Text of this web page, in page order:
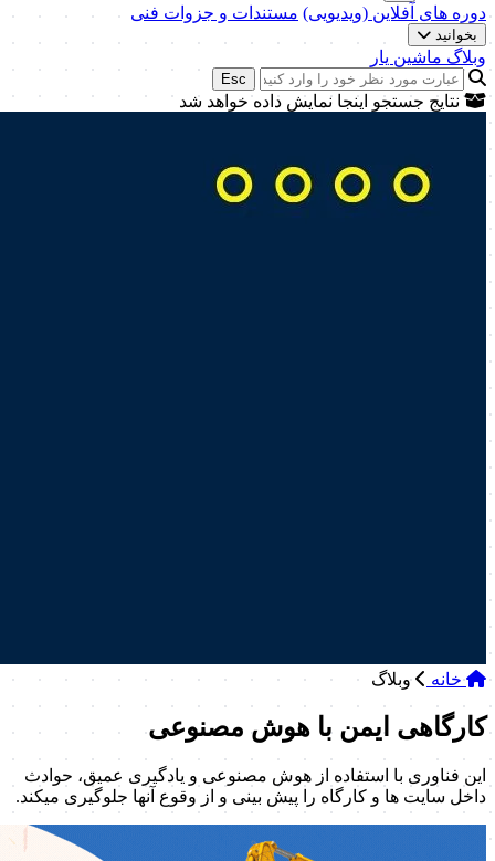
دوره های آفلاین (ویدیویی) مستندات و جزوات فنی
بخوانید
وبلاگ ماشین یار
Esc
نتایج جستجو اینجا نمایش داده خواهد شد
خانه وبلاگ
کارگاهی ایمن با هوش مصنوعی
این فناوری با استفاده از هوش مصنوعی و یادگیری عمیق، حوادث
داخل سایت‌ ها و کارگاه را پیش بینی و از وقوع آنها جلوگیری میکند.